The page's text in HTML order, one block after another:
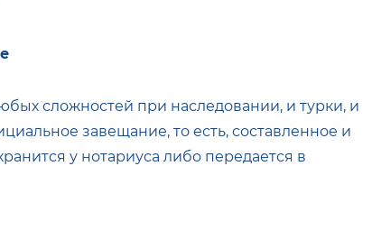
сложностей при наследовании, и турки, и
завещание, то есть, составленное и
у нотариуса либо передается в